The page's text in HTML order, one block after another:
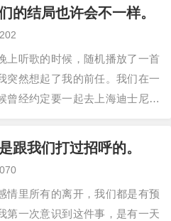
候的爱人吧。试婚纱的姑娘或许
衣间里流过眼泪，她也没能嫁给
少的喜欢。年少的喜欢不就是这
们爱上一个人，然后爱他胜过爱
怕…
的结局也许会不一样。
上听歌的时候，随机播放了一首
突然想起了我的前任。我们在一
曾经约定要一起去上海迪士尼，
，可直到我们分手，那份攻略都
用场。后来我在他的微博上看到
女生一起去了迪士尼，他们戴着
奇和米妮的发箍，拍着浪漫可爱
照，…
跟我们打过招呼的。
情里所有的离开，我们都是有预
第一次意识到这件事，是有一天